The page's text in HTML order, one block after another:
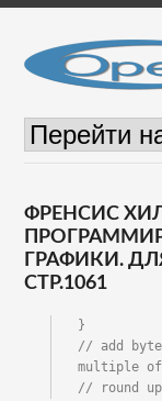
ФРЕНСИС
ГРАФИКИ.
СТР.1061
}
// add
multiple
// round